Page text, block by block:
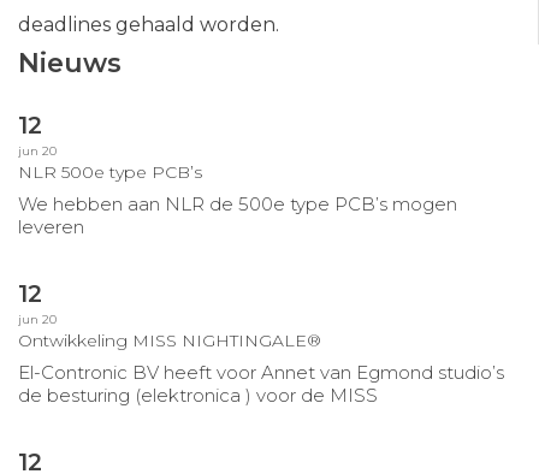
deadlines gehaald worden.
Nieuws
12
jun 20
NLR 500e type PCB’s
We hebben aan NLR de 500e type PCB’s mogen
leveren
12
jun 20
Ontwikkeling MISS NIGHTINGALE®
El-Contronic BV heeft voor Annet van Egmond studio’s
de besturing (elektronica ) voor de MISS
12